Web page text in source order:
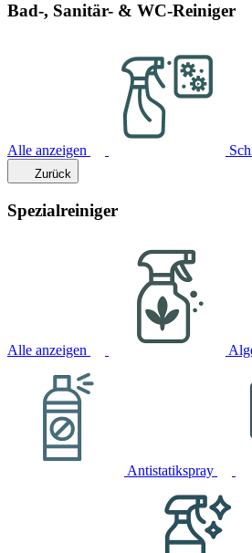
Bad-, Sanitär- & WC-Reiniger
Alle anzeigen
Zurück
Spezialreiniger
Alle anzeigen
Antistatikspray